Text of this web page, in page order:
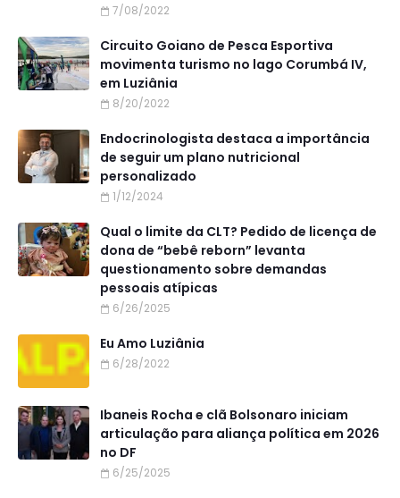
7/08/2022
Circuito Goiano de Pesca Esportiva
movimenta turismo no lago Corumbá IV,
em Luziânia
8/20/2022
Endocrinologista destaca a importância
de seguir um plano nutricional
personalizado
1/12/2024
Qual o limite da CLT? Pedido de licença de
dona de “bebê reborn” levanta
questionamento sobre demandas
pessoais atípicas
6/26/2025
Eu Amo Luziânia
6/28/2022
Ibaneis Rocha e clã Bolsonaro iniciam
articulação para aliança política em 2026
no DF
6/25/2025